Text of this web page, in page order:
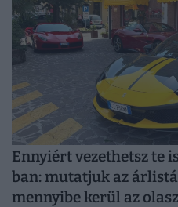
Ennyiért vezethetsz te
ban: mutatjuk az
mennyibe kerül az